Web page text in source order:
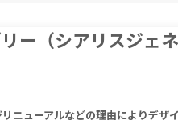
をお受けください。
。
ログリセリン、亜硝酸アミル、硝
剤（リオシグアト）を投与中の方
ー（シアリスジェ
ニューアルなどの理由によりデザ